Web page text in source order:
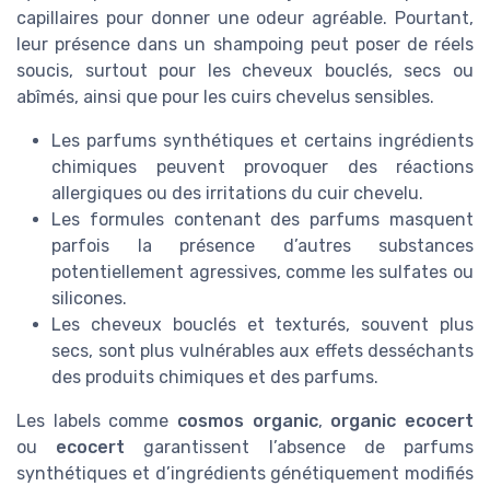
capillaires pour donner une odeur agréable. Pourtant,
leur présence dans un shampoing peut poser de réels
soucis, surtout pour les cheveux bouclés, secs ou
abîmés, ainsi que pour les cuirs chevelus sensibles.
Les parfums synthétiques et certains ingrédients
chimiques peuvent provoquer des réactions
allergiques ou des irritations du cuir chevelu.
Les formules contenant des parfums masquent
parfois la présence d’autres substances
potentiellement agressives, comme les sulfates ou
silicones.
Les cheveux bouclés et texturés, souvent plus
secs, sont plus vulnérables aux effets desséchants
des produits chimiques et des parfums.
Les labels comme cosmos organic, organic ecocert
ou ecocert garantissent l’absence de parfums
synthétiques et d’ingrédients génétiquement modifiés